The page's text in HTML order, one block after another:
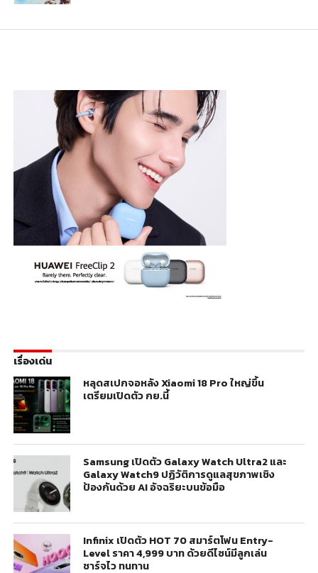
เรื่องเด่น
หลุดสเปกจอหลัง Xiaomi 18 Pro ใหญ่ขึ้น
เตรียมเปิดตัว กย.นี้
Samsung เปิดตัว Galaxy Watch Ultra2 และ
Galaxy Watch9 ปฏิวัติการดูแลสุขภาพเชิง
ป้องกันด้วย AI อัจฉริยะบนข้อมือ
Infinix เปิดตัว HOT 70 สมาร์ตโฟน Entry-
Level ราคา 4,999 บาท ด้วยดีไซน์มีลูกเล่น
ชาร์จไว ทนทาน